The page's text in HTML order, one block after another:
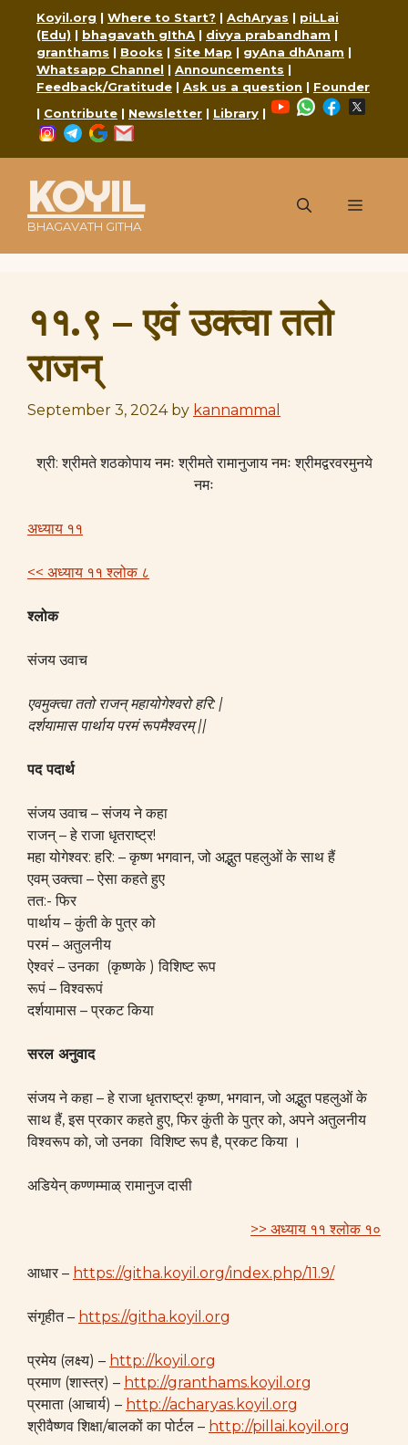
content
Koyil.org | Where to Start? | AchAryas | piLLai
(Edu) | bhagavath gIthA | divya prabandham |
granthams | Books | Site Map | gyAna dhAnam |
Whatsapp Channel | Announcements |
Feedback/Gratitude | Ask us a question | Founder
| Contribute | Newsletter | Library |
YouTubeWhatsApp
Facebook
Instagram
Telegram
Google
KOYIL
BHAGAVATH GITHA
Menu
११.९ – एवं उक्त्वा ततो
राजन्
September 3, 2024 by kannammal
श्री: श्रीमते शठकोपाय नमः श्रीमते रामानुजाय नमः श्रीमद्वरवरमुनये
नमः
अध्याय ११
<< अध्याय ११ श्लोक ८
श्लोक
संजय उवाच
एवमुक्त्वा ततो राजन् महायोगेश्वरो हरि: |
दर्शयामास पार्थाय परमं रूपमैश्वरम् ||
पद पदार्थ
संजय उवाच – संजय ने कहा
राजन् – हे राजा धृतराष्ट्र!
महा योगेश्वर: हरि: – कृष्ण भगवान, जो अद्भुत पहलुओं के साथ हैं
एवम् उक्त्वा – ऐसा कहते हुए
तत:- फिर
पार्थाय – कुंती के पुत्र को
परमं – अतुलनीय
ऐश्वरं – उनका (कृष्णके ) विशिष्ट रूप
रूपं – विश्वरूपं
दर्शयामास – प्रकट किया
सरल अनुवाद
संजय ने कहा – हे राजा धृतराष्ट्र! कृष्ण, भगवान, जो अद्भुत पहलुओं के
साथ हैं, इस प्रकार कहते हुए, फिर कुंती के पुत्र को, अपने अतुलनीय
विश्वरूप को, जो उनका विशिष्ट रूप है, प्रकट किया ।
अडियेन् कण्णम्माळ् रामानुज दासी
>> अध्याय ११ श्लोक १०
आधार – https://githa.koyil.org/index.php/11.9/
संगृहीत – https://githa.koyil.org
प्रमेय (लक्ष्य) – http://koyil.org
प्रमाण (शास्त्र) – http://granthams.koyil.org
प्रमाता (आचार्य) – http://acharyas.koyil.org
श्रीवैष्णव शिक्षा/बालकों का पोर्टल – http://pillai.koyil.org